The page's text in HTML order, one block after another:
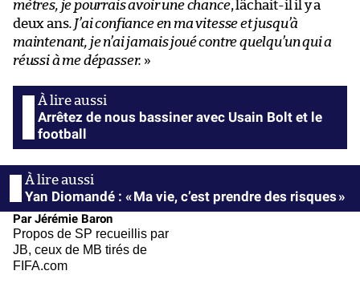
mètres, je pourrais avoir une chance, lâchait-il il y a
deux ans. J’ai confiance en ma vitesse et jusqu’à
maintenant, je n’ai jamais joué contre quelqu’un qui a
réussi à me dépasser. »
Arrêtez de nous bassiner avec Usain Bolt et le
football
Yan Diomandé : « Ma vie, c’est prendre des risques »
Par Jérémie Baron
Propos de SP recueillis par
JB, ceux de MB tirés de
FIFA.com